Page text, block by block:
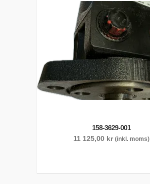
158-3629-001
11 125,00 kr (inkl. moms)